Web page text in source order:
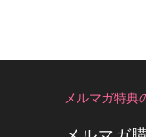
メルマガ特典